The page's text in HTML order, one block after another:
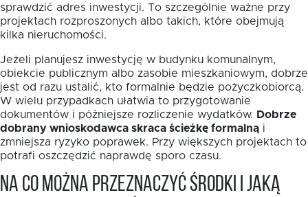
sprawdzić adres inwestycji. To szczególnie ważne przy
projektach rozproszonych albo takich, które obejmują
kilka nieruchomości.
Jeżeli planujesz inwestycję w budynku komunalnym,
obiekcie publicznym albo zasobie mieszkaniowym, dobrze
jest od razu ustalić, kto formalnie będzie pożyczkobiorcą.
W wielu przypadkach ułatwia to przygotowanie
dokumentów i późniejsze rozliczenie wydatków. Dobrze
dobrany wnioskodawca skraca ścieżkę formalną i
zmniejsza ryzyko poprawek. Przy większych projektach to
potrafi oszczędzić naprawdę sporo czasu.
Na co można przeznaczyć środki i jaką